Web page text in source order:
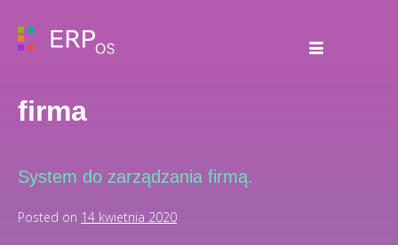
firma
System do zarządzania firmą.
Posted on 14 kwietnia 2020